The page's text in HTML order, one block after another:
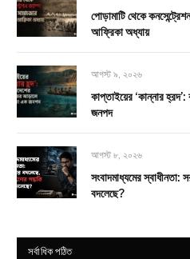
পোড়ামাটি থেকে
আফ্রিকা অধ্যায়
আগস্ট ৯, ২০২৬
কাপ্তাইয়ের ‘কান্নার
জনপদ
আগস্ট ৮, ২০২৬
সংবাদমাধ্যমের স্বাধীনতা:
বদলেছে?
সর্বাধিক পঠিত